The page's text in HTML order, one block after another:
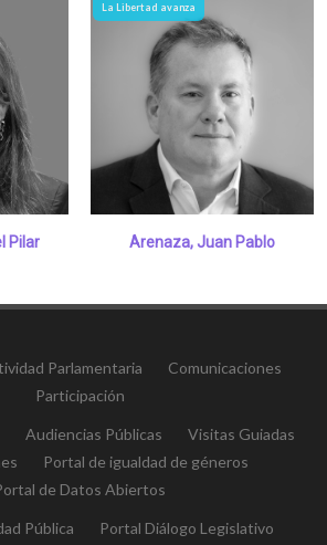
Pilar
La Libertad avanza
Arenaza, Juan Pablo
Parlamentaria
Comunicaciones
Participación
Audiencias Públicas
Visitas Guiadas
Portal de igualdad de géneros
de Datos Abiertos
Pública Portal Diálogo Legislativo